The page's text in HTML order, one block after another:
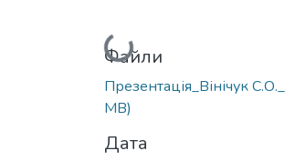
Вантажиться...
Файли
Презентація_Вінічук
MB)
Дата